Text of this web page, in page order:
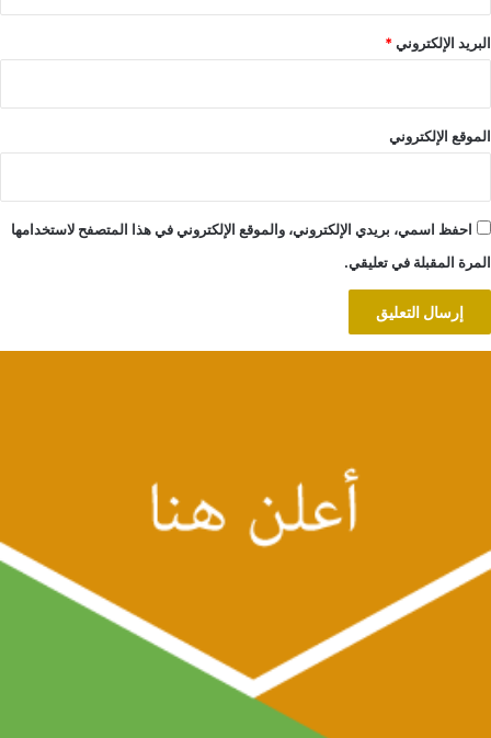
البريد الإلكتروني*
الموقع الإلكتروني
احفظ اسمي، بريدي الإلكتروني، والموقع الإلكتروني في هذا المتصفح لاستخدامها
المرة المقبلة في تعليقي.